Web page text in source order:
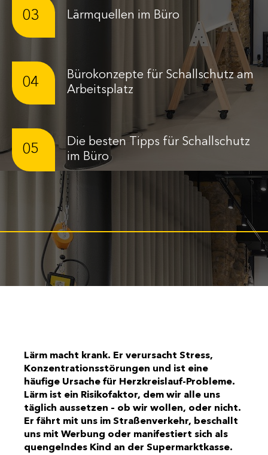
03 Lärmquellen im Büro
04
Bürokonzepte für Schallschutz am
Arbeitsplatz
05
Die besten Tipps für Schallschutz
im Büro
Lärm macht krank. Er verursacht Stress,
Konzentrationsstörungen und ist eine
häufige Ursache für Herzkreislauf-Probleme.
Lärm ist ein Risikofaktor, dem wir alle uns
täglich aussetzen – ob wir wollen, oder nicht.
Er fährt mit uns im Straßenverkehr, beschallt
uns mit Werbung oder manifestiert sich als
quengelndes Kind an der Supermarktkasse.